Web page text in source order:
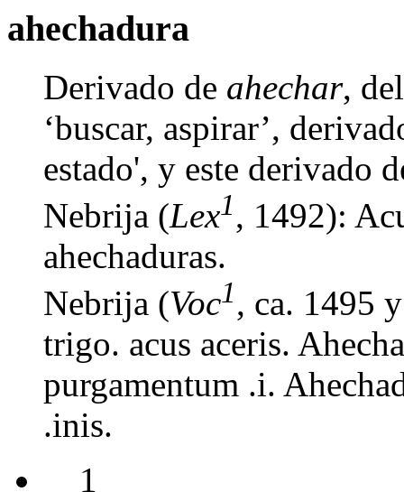
ahechadura
Derivado de ahechar,
‘buscar, aspirar’,
estado', y este derivado
Nebrija (Lex1, 1492):
ahechaduras.
Nebrija (Voc1, ca. 1495
trigo. acus aceris.
purgamentum .i.
.inis.
1